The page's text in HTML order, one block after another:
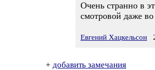
Очень странно в
смотровой даже
Евгений Хацкельсон
+ добавить замечания